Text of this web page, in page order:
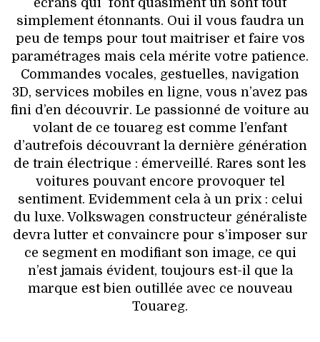
simplement étonnants. Oui il vous faudra un
peu de temps pour tout maitriser et faire vos
paramétrages mais cela mérite votre patience.
Commandes vocales, gestuelles, navigation
3D, services mobiles en ligne, vous n’avez pas
fini d’en découvrir. Le passionné de voiture au
volant de ce touareg est comme l’enfant
d’autrefois découvrant la dernière génération
de train électrique : émerveillé. Rares sont les
voitures pouvant encore provoquer tel
sentiment. Evidemment cela à un prix : celui
du luxe. Volkswagen constructeur généraliste
devra lutter et convaincre pour s’imposer sur
ce segment en modifiant son image, ce qui
n’est jamais évident, toujours est-il que la
marque est bien outillée avec ce nouveau
Touareg.